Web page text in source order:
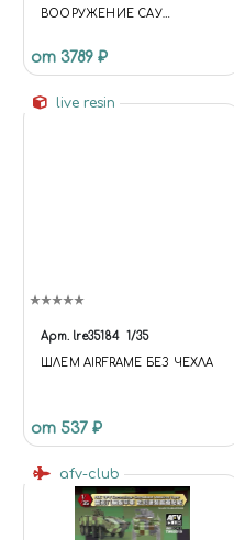
ВООРУЖЕНИЕ САУ
BEFEHLSPANZER
от 3789 ₽
live resin
Арт. lre35184 1/35
ШЛЕМ AIRFRAME БЕЗ ЧЕХЛА
от 537 ₽
afv-club